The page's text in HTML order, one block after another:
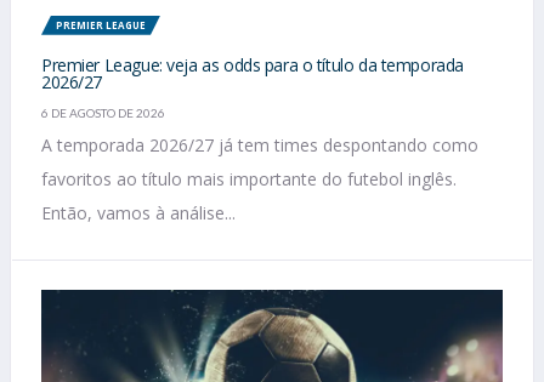
PREMIER LEAGUE
Premier League: veja as odds para o título da temporada
2026/27
6 DE AGOSTO DE 2026
A temporada 2026/27 já tem times despontando como
favoritos ao título mais importante do futebol inglês.
Então, vamos à análise...